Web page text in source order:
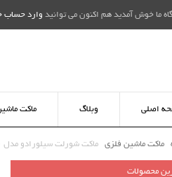
ما خوش آمدید هم اکنون می توانید وارد حساب
اصلی وبلاگ ماکت
ماکت ماشین فلزی ماکت شورلت سیلورادو مدل 1986 گرین لایت
محصولات